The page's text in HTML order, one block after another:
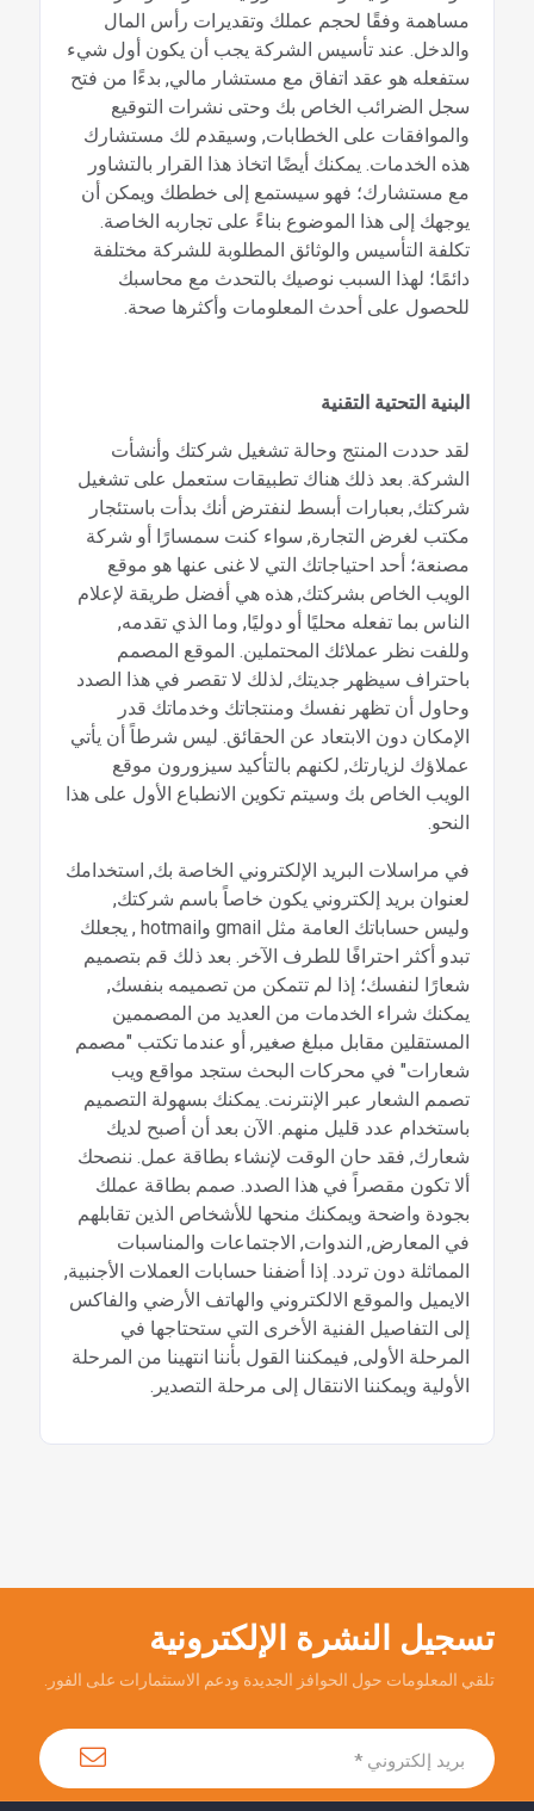
مساهمة وفقًا لحجم عملك وتقديرات رأس المال
والدخل. عند تأسيس الشركة يجب أن يكون أول شيء
ستفعله هو عقد اتفاق مع مستشار مالي, بدءًا من فتح
سجل الضرائب الخاص بك وحتى نشرات التوقيع
والموافقات على الخطابات, وسيقدم لك مستشارك
هذه الخدمات. يمكنك أيضًا اتخاذ هذا القرار بالتشاور
مع مستشارك؛ فهو سيستمع إلى خططك ويمكن أن
يوجهك إلى هذا الموضوع بناءً على تجاربه الخاصة.
تكلفة التأسيس والوثائق المطلوبة للشركة مختلفة
دائمًا؛ لهذا السبب نوصيك بالتحدث مع محاسبك
للحصول على أحدث المعلومات وأكثرها صحة.
البنية التحتية التقنية
لقد حددت المنتج وحالة تشغيل شركتك وأنشأت
الشركة. بعد ذلك هناك تطبيقات ستعمل على تشغيل
شركتك, بعبارات أبسط لنفترض أنك بدأت باستئجار
مكتب لغرض التجارة, سواء كنت سمسارًا أو شركة
مصنعة؛ أحد احتياجاتك التي لا غنى عنها هو موقع
الويب الخاص بشركتك, هذه هي أفضل طريقة لإعلام
الناس بما تفعله محليًا أو دوليًا, وما الذي تقدمه,
وللفت نظر عملائك المحتملين. الموقع المصمم
باحتراف سيظهر جديتك, لذلك لا تقصر في هذا الصدد
وحاول أن تظهر نفسك ومنتجاتك وخدماتك قدر
الإمكان دون الابتعاد عن الحقائق. ليس شرطاً أن يأتي
عملاؤك لزيارتك, لكنهم بالتأكيد سيزورون موقع
الويب الخاص بك وسيتم تكوين الانطباع الأول على هذا
النحو.
في مراسلات البريد الإلكتروني الخاصة بك, استخدامك
لعنوان بريد إلكتروني يكون خاصاً باسم شركتك,
وليس حساباتك العامة مثل gmail وhotmail , يجعلك
تبدو أكثر احترافًا للطرف الآخر. بعد ذلك قم بتصميم
شعارًا لنفسك؛ إذا لم تتمكن من تصميمه بنفسك,
يمكنك شراء الخدمات من العديد من المصممين
المستقلين مقابل مبلغ صغير, أو عندما تكتب "مصمم
شعارات" في محركات البحث ستجد مواقع ويب
تصمم الشعار عبر الإنترنت. يمكنك بسهولة التصميم
باستخدام عدد قليل منهم. الآن بعد أن أصبح لديك
شعارك, فقد حان الوقت لإنشاء بطاقة عمل. ننصحك
ألا تكون مقصراً في هذا الصدد. صمم بطاقة عملك
بجودة واضحة ويمكنك منحها للأشخاص الذين تقابلهم
في المعارض, الندوات, الاجتماعات والمناسبات
المماثلة دون تردد. إذا أضفنا حسابات العملات الأجنبية,
الايميل والموقع الالكتروني والهاتف الأرضي والفاكس
إلى التفاصيل الفنية الأخرى التي ستحتاجها في
المرحلة الأولى, فيمكننا القول بأننا انتهينا من المرحلة
الأولية ويمكننا الانتقال إلى مرحلة التصدير.
تسجيل النشرة الإلكترونية
تلقي المعلومات حول الحوافز الجديدة ودعم الاستثمارات على الفور.